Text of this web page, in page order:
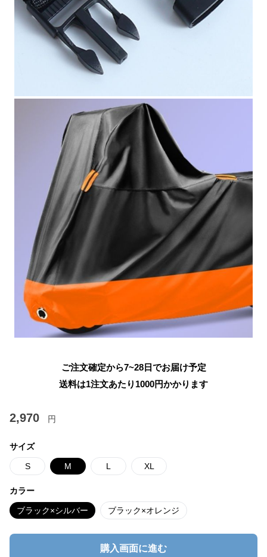
ご注文確定から7~28日でお届け予定
送料は1注文あたり 1000円かかります
2,970 円
サイズ
S M L XL
カラー
ブラック×シルバー ブラック×オレンジ
購入画面に進む